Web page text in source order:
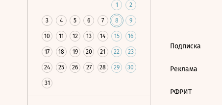
1 2
3 4 5 6 7 8 9
10 11 12 13 14 15 16
17 18 19 20 21 22 23
24 25 26 27 28 29 30
31
Подписка
Реклама
РФРИТ